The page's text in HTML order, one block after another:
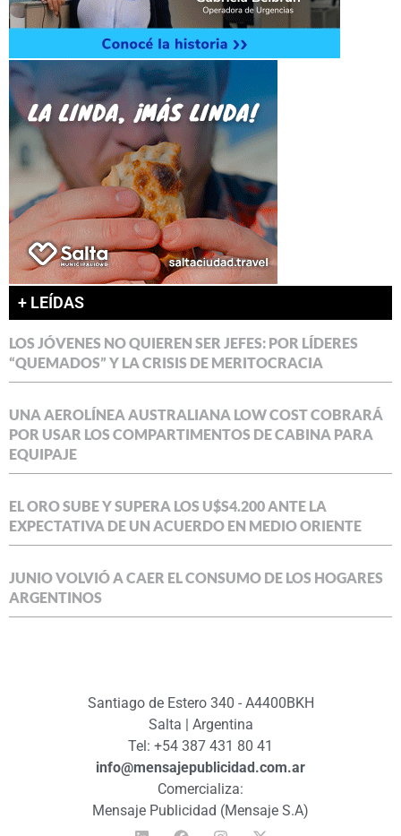
+ LEÍDAS
LOS JÓVENES NO QUIEREN SER JEFES: POR LÍDERES
“QUEMADOS” Y LA CRISIS DE MERITOCRACIA
UNA AEROLÍNEA AUSTRALIANA LOW COST COBRARÁ
POR USAR LOS COMPARTIMENTOS DE CABINA PARA
EQUIPAJE
EL ORO SUBE Y SUPERA LOS U$S4.200 ANTE LA
EXPECTATIVA DE UN ACUERDO EN MEDIO ORIENTE
JUNIO VOLVIÓ A CAER EL CONSUMO DE LOS HOGARES
ARGENTINOS
Santiago de Estero 340 - A4400BKH
Salta | Argentina
Tel: +54 387 431 80 41
info@mensajepublicidad.com.ar
Comercializa:
Mensaje Publicidad (Mensaje S.A)